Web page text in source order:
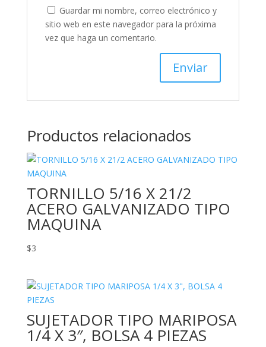
Guardar mi nombre, correo electrónico y
sitio web en este navegador para la próxima
vez que haga un comentario.
Productos relacionados
TORNILLO 5/16 X 21/2
ACERO GALVANIZADO TIPO
MAQUINA
$3
SUJETADOR TIPO MARIPOSA
1/4 X 3″, BOLSA 4 PIEZAS